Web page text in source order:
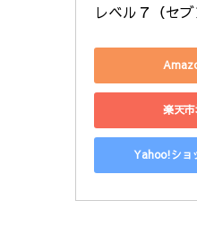
レベル７（セ
楽天
Yahoo!ショ